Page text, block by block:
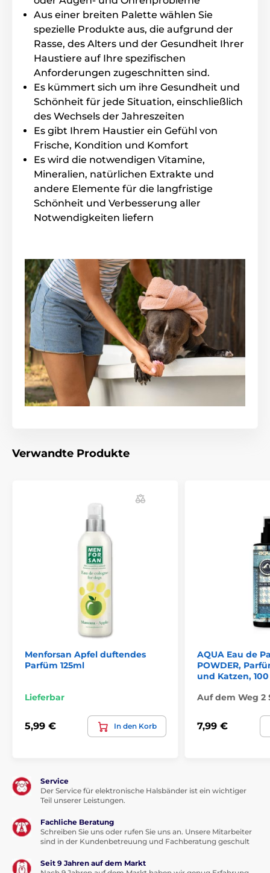
Vorteile
Es reizt oder verändert die olfaktorischen
Eigenschaften des Tieres nicht
Verursacht keine Reizungen und Niesen
Frischer und süßer angenehmer Duft
Neutraler pH-Wert
Inhalt der Packung
Ankündigung geändert werden. Die Bilder dienen nur
zur Illustration.
Das Produkt ist in Kategorien eingeteilt
Kosmetik Haustierbedarf Pflege
Für Hunde Haut und Fellpflege
Parfüms
Aus einer breiten Palette wählen Sie
spezielle Produkte aus, die aufgrund der
Rasse, des Alters und der Gesundheit Ihrer
Haustiere auf Ihre spezifischen
Anforderungen zugeschnitten sind.
Es kümmert sich um ihre Gesundheit und
Schönheit für jede Situation, einschließlich
des Wechsels der Jahreszeiten
Es gibt Ihrem Haustier ein Gefühl von
Frische, Kondition und Komfort
Es wird die notwendigen Vitamine,
Mineralien, natürlichen Extrakte und
andere Elemente für die langfristige
Schönheit und Verbesserung aller
Notwendigkeiten liefern
Verwandte Produkte
Menforsan Apfel duftendes
Parfüm 125ml
Lieferbar
5,99 € In den Korb
AQUA Eau de
POWDER,
und Katzen,
Auf dem Weg 2
7,99 €
Service
Der Service für elektronische Halsbänder ist ein wichtiger
Teil unserer Leistungen.
Fachliche Beratung
Schreiben Sie uns oder rufen Sie uns an. Unsere Mitarbeiter
sind in der Kundenbetreuung und Fachberatung geschult
Seit 9 Jahren auf dem Markt